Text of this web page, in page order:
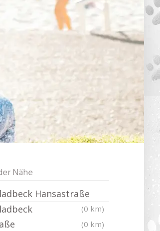
Nähe
Hansastraße
(0 km)
(0 km)